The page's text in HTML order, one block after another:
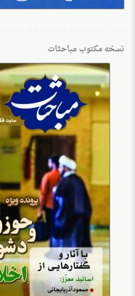
نسخه مکتوب مباحثات